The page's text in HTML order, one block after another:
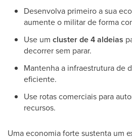
Desenvolva primeiro a sua
aumente o militar de forma
Use um cluster de 4 aldeias
decorrer sem parar.
Mantenha a infraestrutura de
eficiente.
Use rotas comerciais para
recursos.
Uma economia forte sustenta um